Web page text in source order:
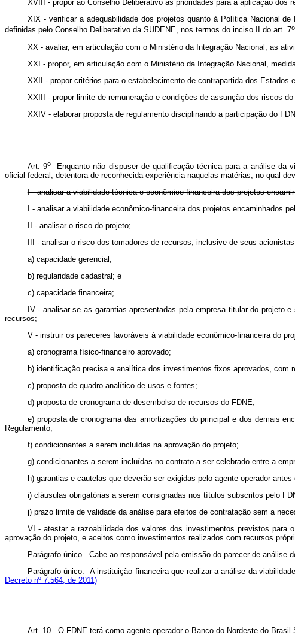
XVIII - propor ao Conselho Deliberativo as prioridades para a aplicação dos
XIX - verificar a adequabilidade dos projetos quanto à Política Nacional
definidas pelo Conselho Deliberativo da SUDENE, nos termos do inciso II do art. 7o
XX - avaliar, em articulação com o Ministério da Integração Nacional, as
XXI - propor, em articulação com o Ministério da Integração Nacional,
XXII - propor critérios para o estabelecimento de contrapartida dos
XXIII - propor limite de remuneração e condições de assunção dos riscos
XXIV - elaborar proposta de regulamento disciplinando a participação do
Art. 9o
Enquanto não dispuser de qualificação técnica para a análise da
oficial federal, detentora de reconhecida experiência naquelas matérias, no qual
I - analisar a viabilidade técnica e econômico-financeira dos projetos
I - analisar a viabilidade econômico-financeira dos projetos encaminhados
II - analisar o risco do projeto;
III - analisar o risco dos tomadores de recursos, inclusive de seus
a) capacidade gerencial;
b) regularidade cadastral; e
c) capacidade financeira;
IV - analisar se as garantias apresentadas pela empresa titular do projeto
recursos;
V - instruir os pareceres favoráveis à viabilidade econômico-financeira do
a) cronograma físico-financeiro aprovado;
b) identificação precisa e analítica dos investimentos fixos aprovados,
c) proposta de quadro analítico de usos e fontes;
d) proposta de cronograma de desembolso de recursos do FDNE;
e) proposta de cronograma das amortizações do principal e dos demais
Regulamento;
f) condicionantes a serem incluídas na aprovação do projeto;
g) condicionantes a serem incluídas no contrato a ser celebrado entre a
h) garantias e cautelas que deverão ser exigidas pelo agente operador
i) cláusulas obrigatórias a serem consignadas nos títulos subscritos pelo
j) prazo limite de validade da análise para efeitos de contratação sem a
VI - atestar a razoabilidade dos valores dos investimentos previstos para
aprovação do projeto, e aceitos como investimentos realizados com recursos
Parágrafo único. Cabe ao responsável pela emissão do parecer de
Parágrafo único. A instituição financeira que realizar a análise da
Decreto nº 7.564, de 2011)
Art. 10. O FDNE terá como agente operador o Banco do Nordeste do Brasil